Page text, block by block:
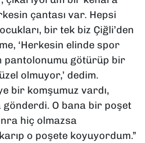
çantası var. Hepsi
bir tek biz Çiğli’den
‘Herkesin elinde spor
pantolonumu götürüp bir
olmuyor,’ dedim.
bir komşumuz vardı,
gönderdi. O bana bir poşet
hiç olmazsa
o poşete koyuyordum.”